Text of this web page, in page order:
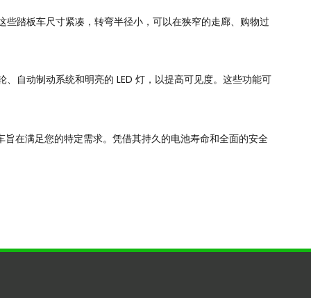
踏板车尺寸紧凑，转弯半径小，可以在狭窄的走廊、购物过
自动制动系统和明亮的 LED 灯，以提高可见度。这些功能可
在满足您的特定需求。凭借其持久的电池寿命和全面的安全